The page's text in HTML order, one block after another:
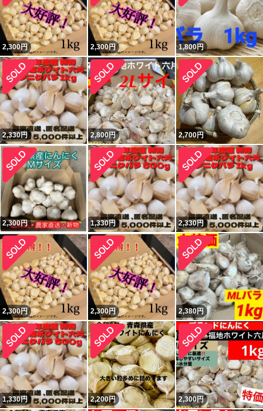
2,300円 2,300円 1,800円
2,330円 2,800円 2,700円
2,300円 1,330円 2,330円
2,300円 2,300円 2,380円
1,330円 2,200円 2,300円